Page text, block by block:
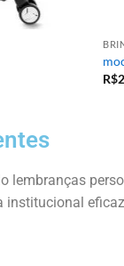
R$
lembranças
institucional